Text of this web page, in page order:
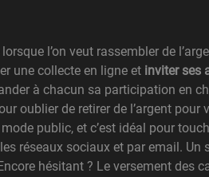
l’on veut rassembler de
une collecte en ligne et inviter ses
à chacun sa participation en
oublier de retirer de l’argent pour
public, et c’est idéal pour
réseaux sociaux et par email. Un
hésitant ? Le versement des